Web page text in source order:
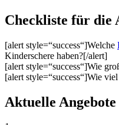
Checkliste für die
[alert style=“success“]Welche
Kinderschere haben?[/alert]
[alert style=“success“]Wie
[alert style=“success“]Wie
Aktuelle